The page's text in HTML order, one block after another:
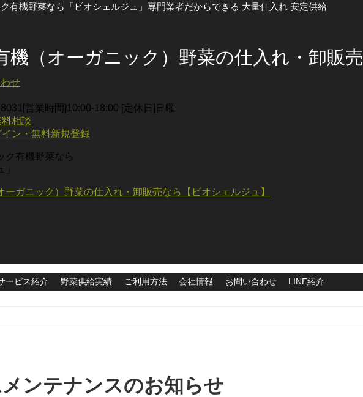
有機野菜なら「ビオシェルジュ」専門業者だからできる 大量仕入れ 安定供給
せ
[営業時間]10:00-18:00 [定休日]日曜
相談
ン・無料新規登録
ク有機野菜なら
ービス紹介 野菜供給実績 ご利用方法 会社情報 お問い合わせ LINE紹介
メンテナンスのお知らせ